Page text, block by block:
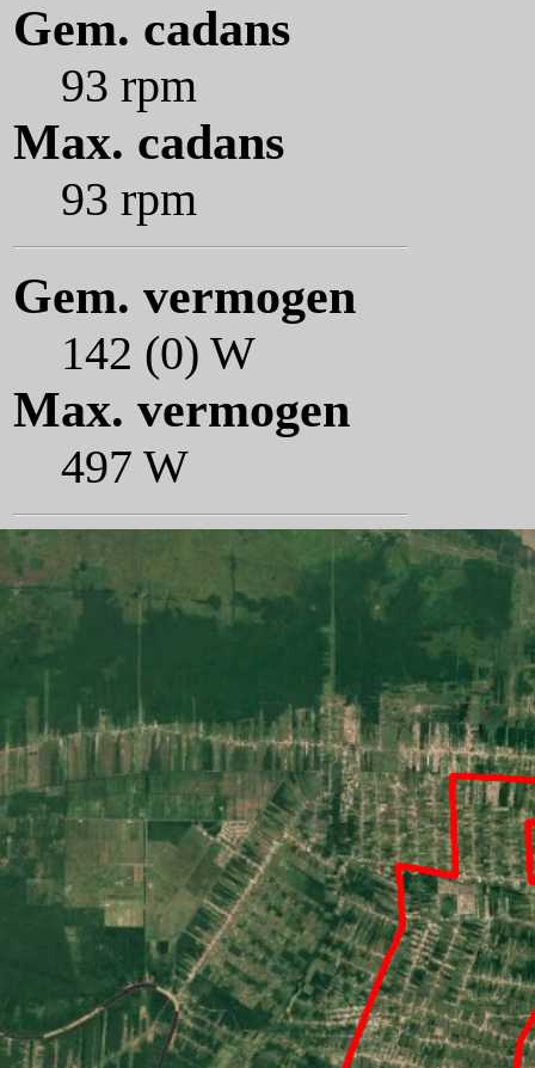
Gem. cadans
93 rpm
Max. cadans
93 rpm
Gem. vermogen
142 (0) W
Max. vermogen
497 W